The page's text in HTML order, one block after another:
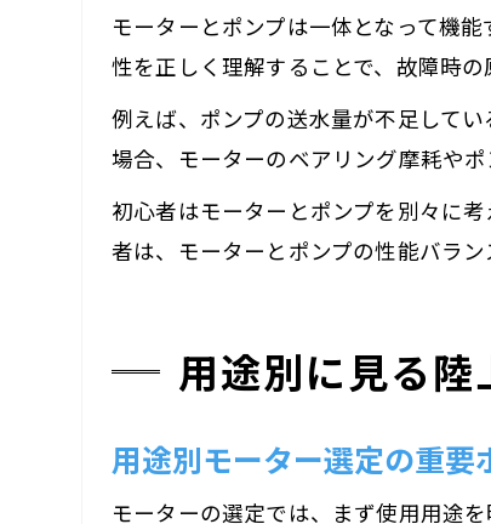
モーターとポンプは一体となって機
性を正しく理解することで、故障時
例えば、ポンプの送水量が不足して
場合、モーターのベアリング摩耗や
初心者はモーターとポンプを別々に
者は、モーターとポンプの性能バラ
用途別に見る
用途別モーター選定の重要
モーターの選定では、まず使用用途